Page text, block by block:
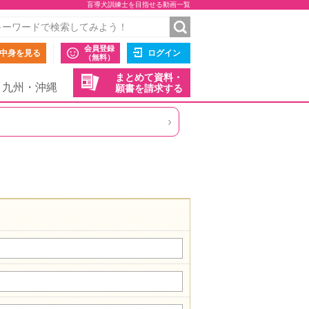
盲導犬訓練士を目指せる動画一覧
身を見る
会員登録
（無料）
ログイン
まとめて資料・
願書を請求する
九州・沖縄
›